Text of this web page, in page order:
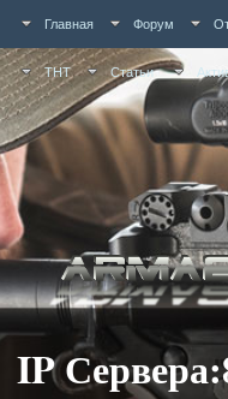
Главная Форум
ТНТ Статьи
IP